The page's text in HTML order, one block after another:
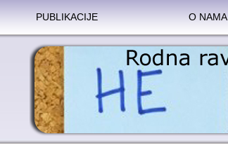
PUBLIKACIJE O NAMA